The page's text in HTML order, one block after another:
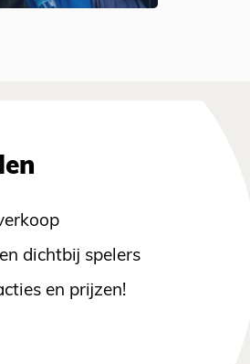
dichtbij spelers
en prijzen!